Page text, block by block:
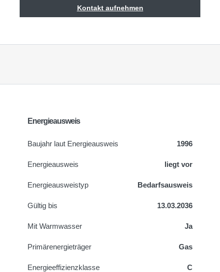
Kontakt aufnehmen
Energieausweis
Baujahr laut Energieausweis 1996
Energieausweis liegt vor
Energie­ausweistyp Bedarfsausweis
Gültig bis 13.03.2036
Mit Warmwasser Ja
Primärenergieträger Gas
Energieeffizienzklasse C